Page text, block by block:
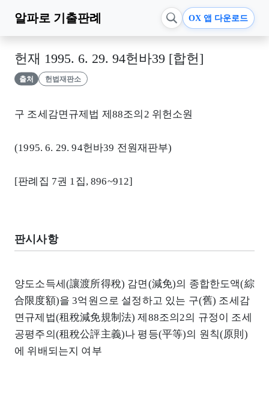
알파로 기출판례 OX 앱 다운로드
헌재 1995. 6. 29. 94헌바39 [합헌]
출처 헌법재판소
구 조세감면규제법 제88조의2 위헌소원
(1995. 6. 29. 94헌바39 전원재판부)
[판례집 7권 1집, 896~912]
판시사항
양도소득세(讓渡所得稅) 감면(減免)의 종합한도액(綜
合限度額)을 3억원으로 설정하고 있는 구(舊) 조세감
면규제법(租稅減免規制法) 제88조의2의 규정이 조세
공평주의(租稅公評主義)나 평등(平等)의 원칙(原則)
에 위배되는지 여부